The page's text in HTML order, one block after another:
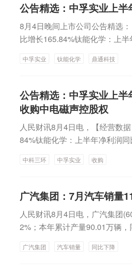
公告精选：中孚实业上
8月4日晚间上市公司公告精选
比增长165.84%钛能化学：上
拟10派0.43元迪普科技：上半
比增长20.64%东方电缆：上半
报：上半年净利润218.76亿元
同比扭亏为盈ST迪瑞：上半年
利同比预降10.15%—18.32%禾
汽集团：7月汽车销量11.29万
增长12.34%天山生物：7月活
收比例较小【并购重组】中科
万元回购股份新特电气：拟
3000万元回购股份井松智能：
00万元—2000万元回购公司股
中孚实业 钛能化学 鼎通科技
公告精选：中孚实业上
收购中电磁声控股权
人民财讯8月4日电，【经营数
84%钛能化学：上半年净利润
3元迪普科技：上半年净利润
4%东方电缆：上半年净利润
净利润218.76亿元 同比增长
为盈ST迪瑞：上半年净利润
降10.15%—18.32%禾望电气：
月汽车销量11.29万辆，同比
中科三环 中孚实业 收购
广汽集团：7月汽车销量
人民财讯8月4日电，广汽集团
2%；本年累计产量90.01万辆
广汽集团 汽车销量 同比下降